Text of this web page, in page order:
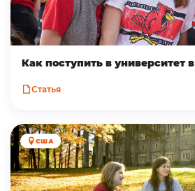
Как поступить в университет
Статья
США